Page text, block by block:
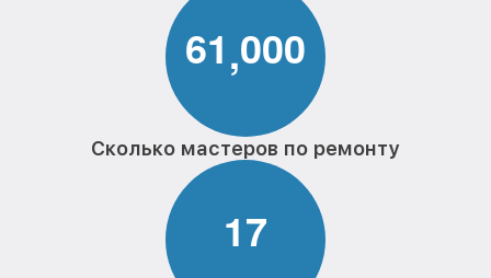
61,000
Сколько мастеров по ремонту
17